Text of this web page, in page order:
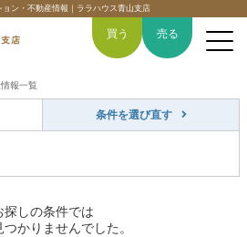
ン・不動産情報｜ララハウス青山支店
買う 売る
報一覧
条件を選び直す
探しの条件では
かりませんでした。